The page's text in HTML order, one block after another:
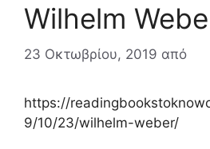
Wilhelm
23 Οκτωβρίου, 2019 από
https://
9/10/23/wilhelm-weber/